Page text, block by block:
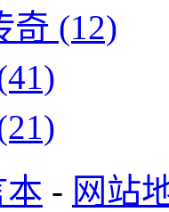
奇 (12)
本 - 网站